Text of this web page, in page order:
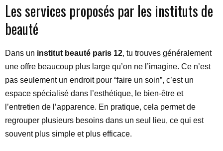
Les services proposés par les instituts de
beauté
Dans un institut beauté paris 12, tu trouves généralement
une offre beaucoup plus large qu’on ne l’imagine. Ce n’est
pas seulement un endroit pour “faire un soin”, c’est un
espace spécialisé dans l’esthétique, le bien-être et
l’entretien de l’apparence. En pratique, cela permet de
regrouper plusieurs besoins dans un seul lieu, ce qui est
souvent plus simple et plus efficace.